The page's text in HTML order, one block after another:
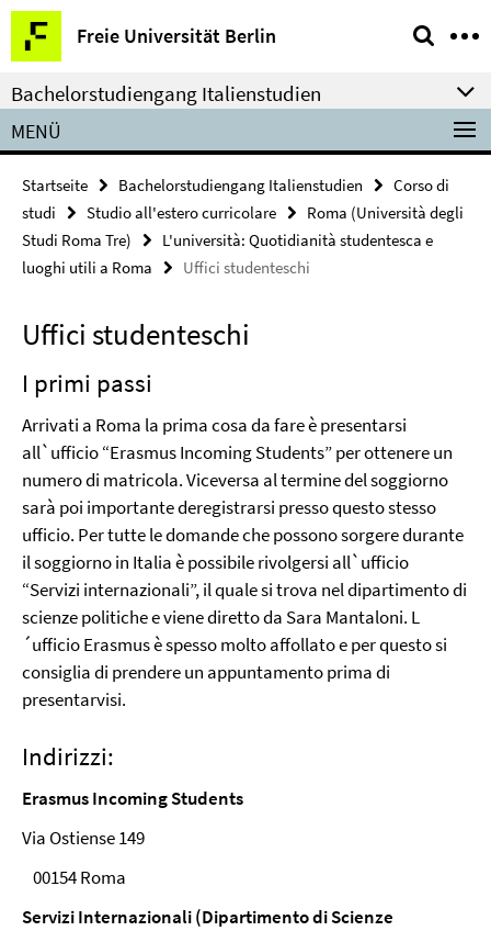
Springe
direkt
zu
Inhalt
Freie Universität Berlin
Service-
Navigation
Bachelorstudiengang Italienstudien
MENÜ
Startseite Bachelorstudiengang Italienstudien
Corso di
studi
Studio all'estero curricolare
Roma (Università degli
Studi Roma Tre)
L'università: Quotidianità studentesca e
luoghi utili a Roma
Uffici studenteschi
Uffici studenteschi
I primi passi
Arrivati a Roma la prima cosa da fare è presentarsi
all`ufficio “Erasmus Incoming Students” per ottenere un
numero di matricola. Viceversa al termine del soggiorno
sarà poi importante deregistrarsi presso questo stesso
ufficio. Per tutte le domande che possono sorgere durante
il soggiorno in Italia è possibile rivolgersi all`ufficio
“Servizi internazionali”, il quale si trova nel dipartimento di
scienze politiche e viene diretto da Sara Mantaloni. L
´ufficio Erasmus è spesso molto affollato e per questo si
consiglia di prendere un appuntamento prima di
presentarvisi.
Indirizzi:
Erasmus Incoming Students
Via Ostiense 149
00154 Roma
Servizi Internazionali (Dipartimento di Scienze